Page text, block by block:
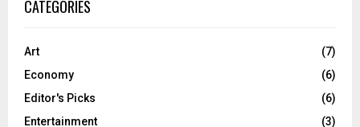
CATEGORIES
Art
(7)
Economy
(6)
Editor's Picks
(6)
Entertainment
(3)